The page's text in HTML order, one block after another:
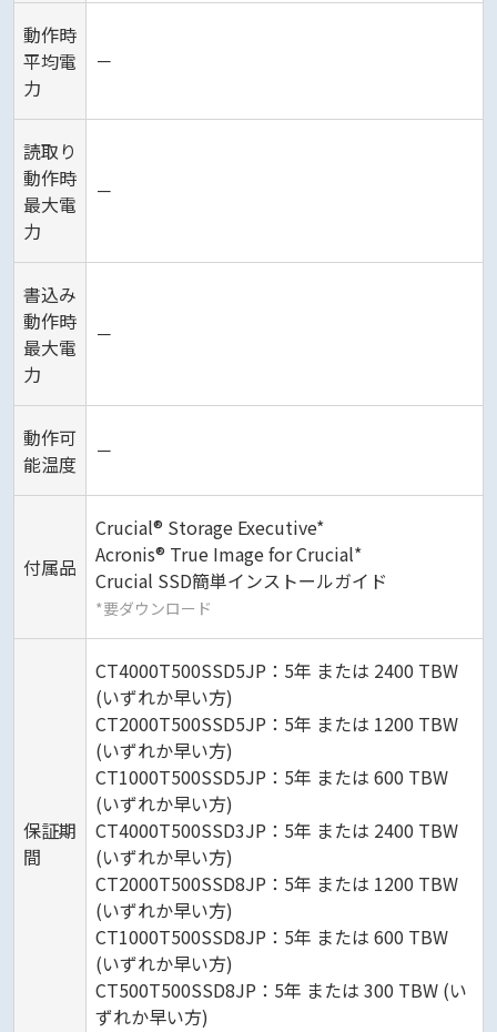
動作時
平均電
力
－
読取り
動作時
最大電
力
－
書込み
動作時
最大電
力
－
動作可
能温度
－
付属品
Crucial® Storage Executive*
Acronis® True Image for Crucial*
Crucial SSD簡単インストールガイド
*要ダウンロード
保証期
間
CT4000T500SSD5JP：5年 または 2400 TBW
(いずれか早い方)
CT2000T500SSD5JP：5年 または 1200 TBW
(いずれか早い方)
CT1000T500SSD5JP：5年 または 600 TBW
(いずれか早い方)
CT4000T500SSD3JP：5年 または 2400 TBW
(いずれか早い方)
CT2000T500SSD8JP：5年 または 1200 TBW
(いずれか早い方)
CT1000T500SSD8JP：5年 または 600 TBW
(いずれか早い方)
CT500T500SSD8JP：5年 または 300 TBW (い
ずれか早い方)